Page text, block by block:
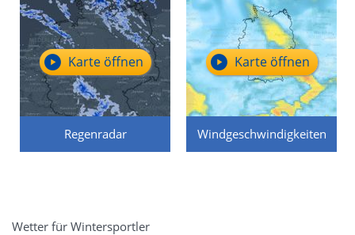
Regenradar
Karte öffnen
Windgeschwindigkeiten
Karte öffnen
Wetter für Wintersportler